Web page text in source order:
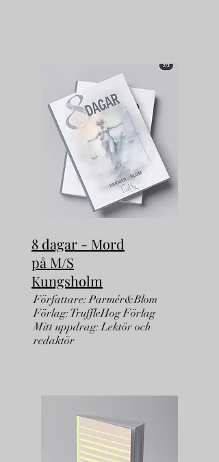
8 dagar - Mord
på M/S
Kungsholm
Författare: Parmér&Blom
Förlag: TruffleHog Förlag
Mitt uppdrag: Lektör och
redaktör